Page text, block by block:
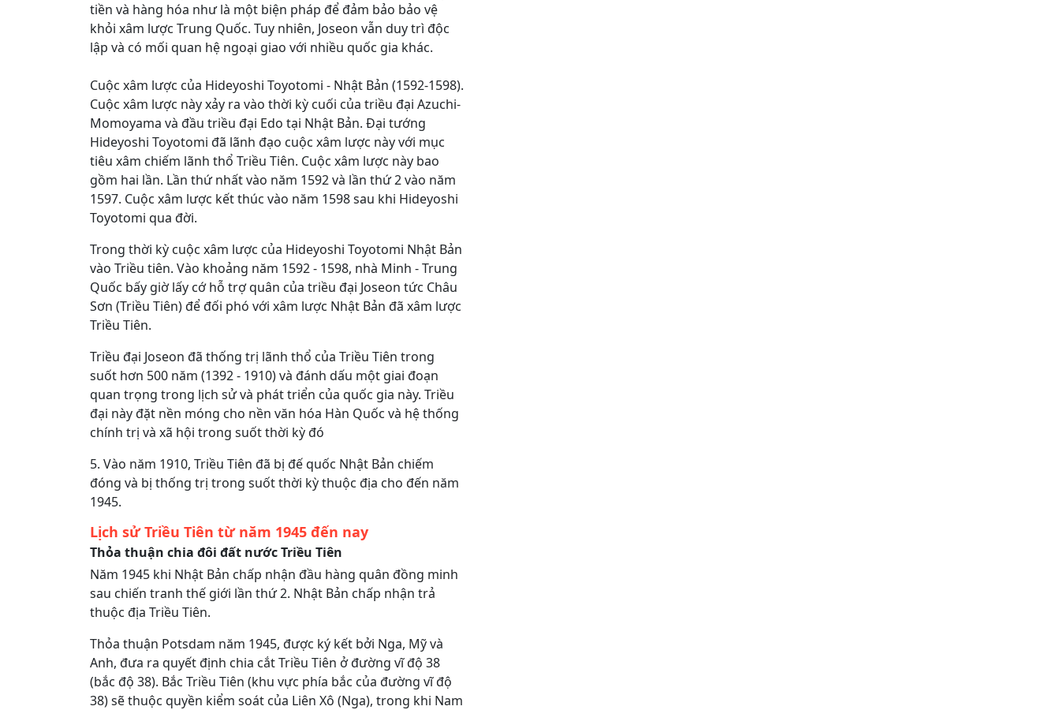
tiền và hàng hóa như là một biện pháp để đảm bảo bảo vệ
khỏi xâm lược Trung Quốc. Tuy nhiên, Joseon vẫn duy trì độc
lập và có mối quan hệ ngoại giao với nhiều quốc gia khác.
Cuộc xâm lược của Hideyoshi Toyotomi - Nhật Bản (1592-1598).
Cuộc xâm lược này xảy ra vào thời kỳ cuối của triều đại Azuchi-
Momoyama và đầu triều đại Edo tại Nhật Bản. Đại tướng
Hideyoshi Toyotomi đã lãnh đạo cuộc xâm lược này với mục
tiêu xâm chiếm lãnh thổ Triều Tiên. Cuộc xâm lược này bao
gồm hai lần. Lần thứ nhất vào năm 1592 và lần thứ 2 vào năm
1597. Cuộc xâm lược kết thúc vào năm 1598 sau khi Hideyoshi
Toyotomi qua đời.
Trong thời kỳ cuộc xâm lược của Hideyoshi Toyotomi Nhật Bản
vào Triều tiên. Vào khoảng năm 1592 - 1598, nhà Minh - Trung
Quốc bấy giờ lấy cớ hỗ trợ quân của triều đại Joseon tức Châu
Sơn (Triều Tiên) để đối phó với xâm lược Nhật Bản đã xâm lược
Triều Tiên.
Triều đại Joseon đã thống trị lãnh thổ của Triều Tiên trong
suốt hơn 500 năm (1392 - 1910) và đánh dấu một giai đoạn
quan trọng trong lịch sử và phát triển của quốc gia này. Triều
đại này đặt nền móng cho nền văn hóa Hàn Quốc và hệ thống
chính trị và xã hội trong suốt thời kỳ đó
5. Vào năm 1910, Triều Tiên đã bị đế quốc Nhật Bản chiếm
đóng và bị thống trị trong suốt thời kỳ thuộc địa cho đến năm
1945.
Lịch sử Triều Tiên từ năm 1945 đến nay
Thỏa thuận chia đôi đất nước Triều Tiên
Năm 1945 khi Nhật Bản chấp nhận đầu hàng quân đồng minh
sau chiến tranh thế giới lần thứ 2. Nhật Bản chấp nhận trả
thuộc địa Triều Tiên.
Thỏa thuận Potsdam năm 1945, được ký kết bởi Nga, Mỹ và
Anh, đưa ra quyết định chia cắt Triều Tiên ở đường vĩ độ 38
(bắc độ 38). Bắc Triều Tiên (khu vực phía bắc của đường vĩ độ
38) sẽ thuộc quyền kiểm soát của Liên Xô (Nga), trong khi Nam